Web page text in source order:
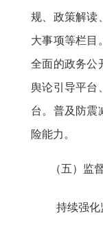
规、政策解读
大事项等栏目
全面的政务公
舆论引导平台
台。普及防震
险能力。
（五）监
持续强化